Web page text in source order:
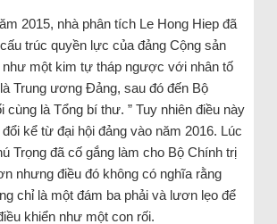
2015, nhà phân tích Le Hong Hiep đã
trúc quyền lực của đảng Cộng sản
như một kim tự tháp ngược với nhân tố
Trung ương Đảng, sau đó đến Bộ
cùng là Tổng bí thư. ” Tuy nhiên điều này
kể từ đại hội đảng vào năm 2016. Lúc
Trọng đã cố gắng làm cho Bộ Chính trị
nhưng điều đó không có nghĩa rằng
chỉ là một đám ba phải và lươn lẹo để
khiển như một con rối.